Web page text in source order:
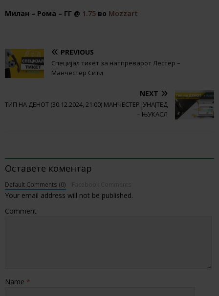
Милан – Рома – ГГ @ 1.75 во Mozzart
PREVIOUS
Специјал тикет за натпреварот Лестер –
Манчестер Сити
NEXT
ТИП НА ДЕНОТ (30.12.2024, 21:00) МАНЧЕСТЕР ЈУНАЈТЕД
– ЊУКАСЛ
Оставете коментар
Default Comments (0)
Your email address will not be published.
Comment
Name *